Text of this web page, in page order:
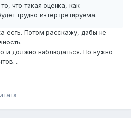
что такая оценка, как
трудно интерпретируема.
есть. Потом расскажу, дабы не
и должно наблюдаться. Но нужно